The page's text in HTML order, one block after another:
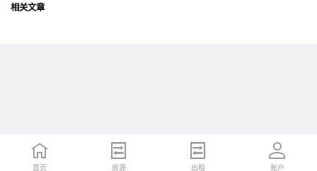
相关文章
首页 招聘 简历 账户
首页 房源 出租 账户